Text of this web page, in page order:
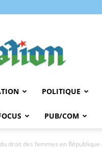
POLITIQUE
PUB/COM
droit des femmes en